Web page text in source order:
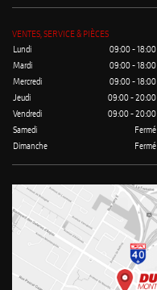
VENTES, SERVICE & PIÈCES
Lundi
09:00 - 18:00
Mardi
09:00 - 18:00
Mercredi
09:00 - 18:00
Jeudi
09:00 - 20:00
Vendredi
09:00 - 20:00
Samedi
Fermé
Dimanche
Fermé